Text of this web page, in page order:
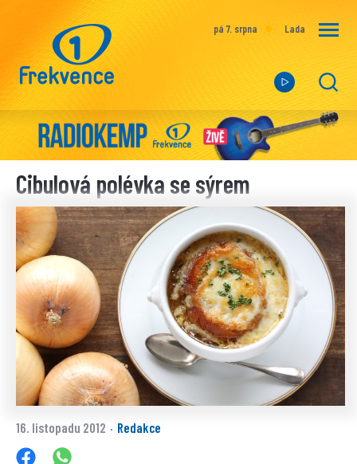
pá 7. srpna Lada
Cibulová polévka se sýrem
16. listopadu 2012 · Redakce